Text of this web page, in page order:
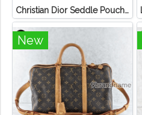
Christian Dior Seddle Pouch Accessory Hand Bag
New